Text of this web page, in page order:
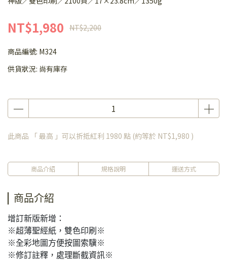
NT$1,980 NT$2,200
商品編號: M324
供貨狀況: 尚有庫存
此商品 「 最高 」可以折抵紅利 1980 點 (約等於 NT$1,980 )
商品介紹 規格說明 運送方式
商品介紹
增訂新版新增：
※超薄聖經紙，雙色印刷※
※全彩地圖方便按圖索驥※
※修訂註釋，處理斷截資訊※